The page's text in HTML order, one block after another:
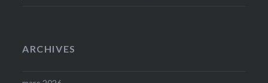
ARCHIVES